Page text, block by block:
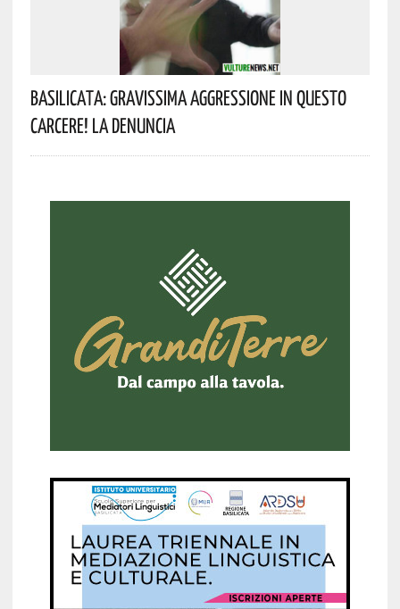
Basilicata: Gravissima Aggressione In Questo
Carcere! La Denuncia